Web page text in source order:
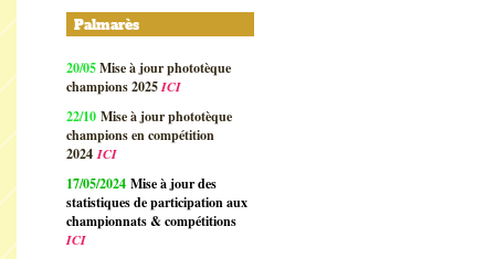
Palmarès
20/05Mise à jour phototèque
champions 2025ICI
22/10 Mise à jour phototèque
champions en compétition
2024ICI
17/05/2024 Mise à jour des
statistiques de participation aux
championnats & compétitions
ICI